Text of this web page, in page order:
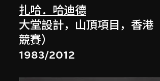
扎哈．哈迪德
大堂設計，山頂項目，香港
競賽）
1983/2012